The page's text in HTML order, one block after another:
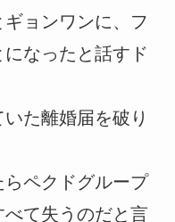
ョンワンに、フ
なったと話すド
た離婚届を破り
ペクドグループ
て失うのだと言